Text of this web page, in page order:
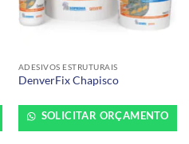
ADESIVOS ESTRUTURAIS
DenverFix Chapisco
SOLICITAR ORÇAMENTO